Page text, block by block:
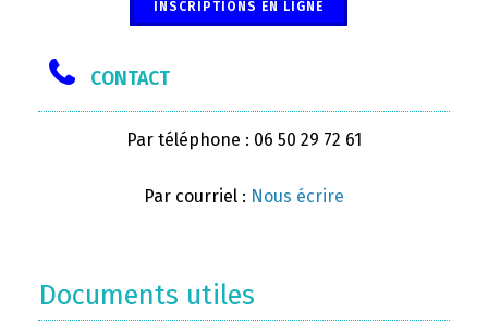
INSCRIPTIONS EN LIGNE
CONTACT
Par téléphone : 06 50 29 72 61
Par courriel : Nous écrire
Documents utiles